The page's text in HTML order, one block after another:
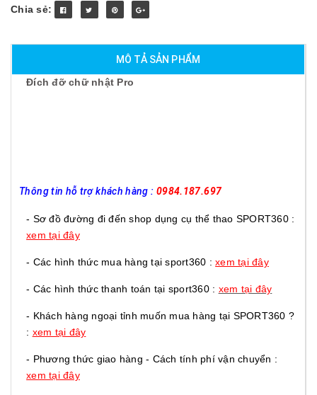
Chia sẻ:
MÔ TẢ SẢN PHẨM
Đích đỡ chữ nhật Pro
Thông tin hỗ trợ khách hàng : 0984.187.697
- Sơ đồ đường đi đến shop dụng cụ thể thao SPORT360 :
xem tại đây
- Các hình thức mua hàng tại sport360 :xem tại đây
- Các hình thức thanh toán tại sport360 : xem tại đây
- Khách hàng ngoại tỉnh muốn mua hàng tại SPORT360 ?
: xem tại đây
- Phương thức giao hàng - Cách tính phí vận chuyển :
xem tại đây